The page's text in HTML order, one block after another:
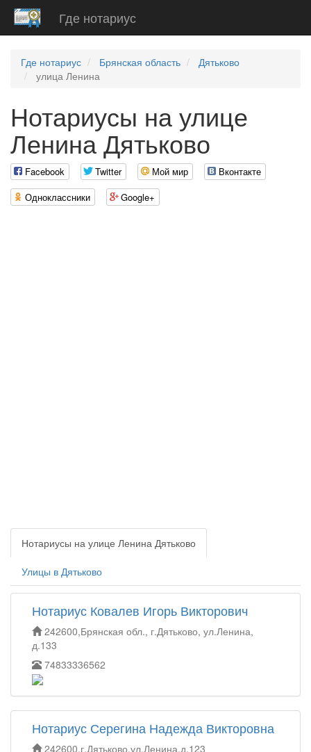
Где нотариус
Где нотариус Брянская область
Дятьково
улица Ленина
Нотариусы на улице
Ленина Дятьково
Facebook Twitter Мой мир
Вконтакте
Одноклассники
Google+
Нотариусы на улице Ленина Дятьково
Улицы в Дятьково
Нотариус Ковалев Игорь Викторович
242600,Брянская обл., г.Дятьково, ул.Ленина,
д.133
74833336562
Нотариус Серегина Надежда Викторовна
242600,г.Дятьково,ул.Ленина,д.123